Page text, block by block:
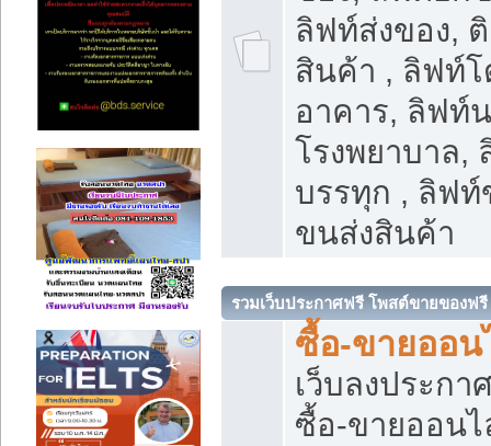
ลิฟท์ส่งของ,
สินค้า , ลิฟท์
อาคาร, ลิฟท์
โรงพยาบาล,
บรรทุก , ลิฟ
ขนส่งสินค้า
รวมเว็บประกาศฟรี โพสต์ขายของฟรี
ซื้อ-ขายออน
เว็บลงประก
ซื้อ-ขายออน